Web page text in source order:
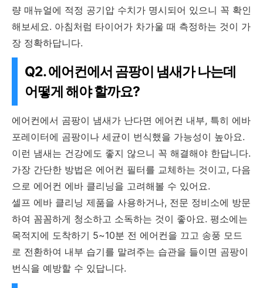
량 매뉴얼에 적정 공기압 수치가 명시되어 있으니 꼭 확인
해보세요. 아침처럼 타이어가 차가울 때 측정하는 것이 가
장 정확하답니다.
Q2. 에어컨에서 곰팡이 냄새가 나는데
어떻게 해야 할까요?
에어컨에서 곰팡이 냄새가 난다면 에어컨 내부, 특히 에바
포레이터에 곰팡이나 세균이 번식했을 가능성이 높아요.
이런 냄새는 건강에도 좋지 않으니 꼭 해결해야 한답니다.
가장 간단한 방법은 에어컨 필터를 교체하는 것이고, 다음
으로 에어컨 에바 클리닝을 고려해볼 수 있어요.
셀프 에바 클리닝 제품을 사용하거나, 전문 정비소에 방문
하여 꼼꼼하게 청소하고 소독하는 것이 좋아요. 평소에는
목적지에 도착하기 5~10분 전 에어컨을 끄고 송풍 모드
로 전환하여 내부 습기를 말려주는 습관을 들이면 곰팡이
번식을 예방할 수 있답니다.